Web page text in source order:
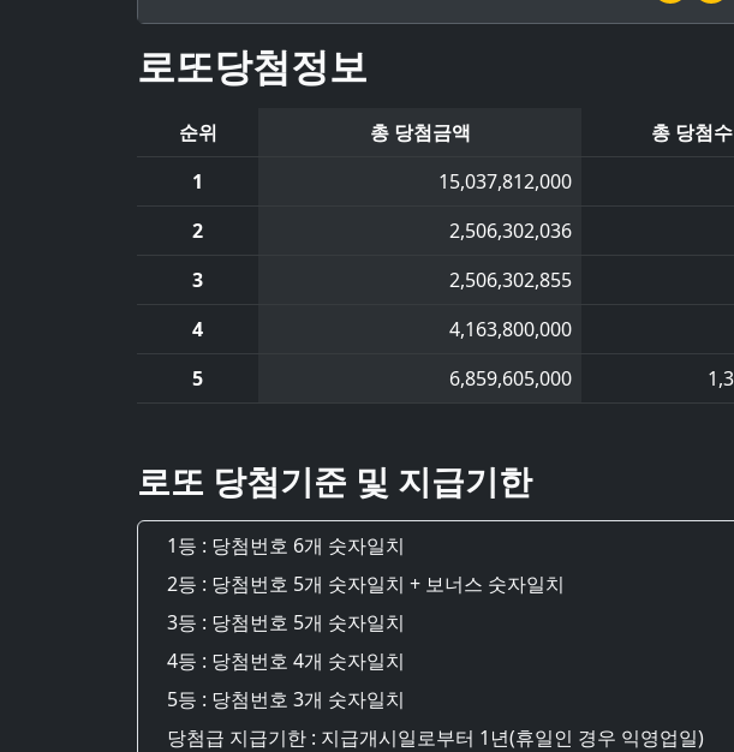
로또당첨정보
순위 총 당첨금액 총 당첨수
1
15,037,812,000
2
2,506,302,036
3
2,506,302,855
4
4,163,800,000
5
6,859,605,000
로또 당첨기준 및 지급기한
1등 : 당첨번호 6개 숫자일치
2등 : 당첨번호 5개 숫자일치 + 보너스 숫자일치
3등 : 당첨번호 5개 숫자일치
4등 : 당첨번호 4개 숫자일치
5등 : 당첨번호 3개 숫자일치
당첨급 지급기한 : 지급개시일로부터 1년(휴일인 경우 익영업일)